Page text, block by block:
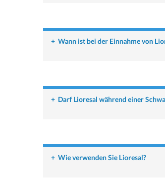
+ Wann ist bei der Einnahme von
+ Darf Lioresal während einer
+ Wie verwenden Sie Lioresal?